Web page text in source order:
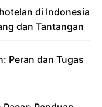
di Indonesia
dan Tantangan
Peran dan Tugas